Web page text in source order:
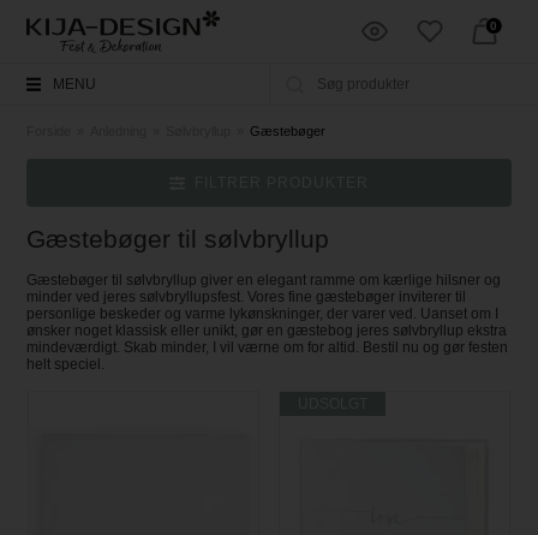
0
MENU
Gæstebøger
Gæstebøger til sølvbryllup
Gæstebøger til sølvbryllup giver en elegant ramme om kærlige hilsner og
minder ved jeres sølvbryllupsfest. Vores fine gæstebøger inviterer til
personlige beskeder og varme lykønskninger, der varer ved. Uanset om I
ønsker noget klassisk eller unikt, gør en gæstebog jeres sølvbryllup ekstra
mindeværdigt. Skab minder, I vil værne om for altid. Bestil nu og gør festen
helt speciel.